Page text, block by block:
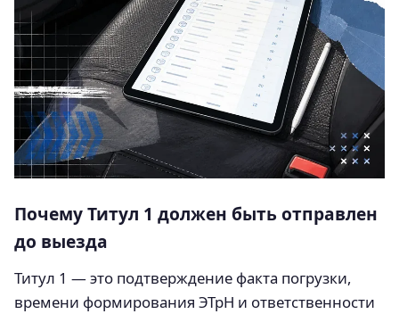
Почему Титул 1 должен быть отправлен
до выезда
Титул 1 — это подтверждение факта погрузки,
времени формирования ЭТрН и ответственности